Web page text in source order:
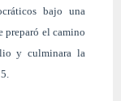
bajo una
preparó el camino
y culminara la